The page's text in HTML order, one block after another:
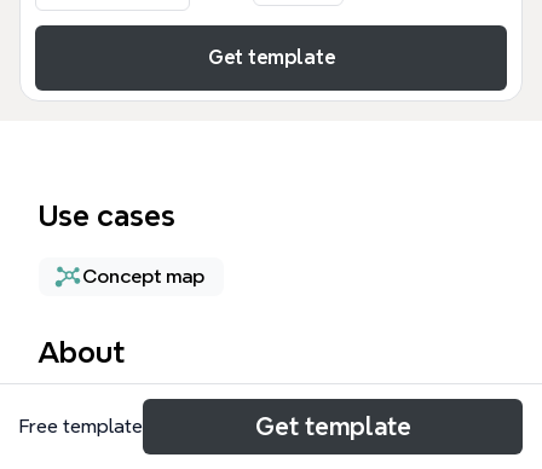
Get template
Use cases
Concept map
About
「アメリカを取り巻く問題」は、アメリカ合衆国が直
面する複雑な社会・経済・政治・環境問題を128のノ
Free template Get template